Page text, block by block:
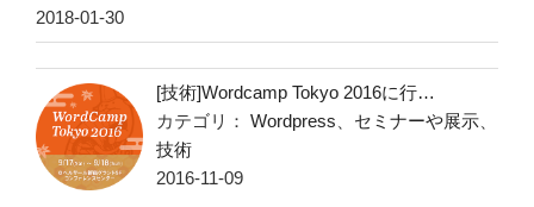
2018-01-30
[技術]Wordcamp Tokyo 2016に行…
カテゴリ：Wordpress セミナーや展示
技術
2016-11-09